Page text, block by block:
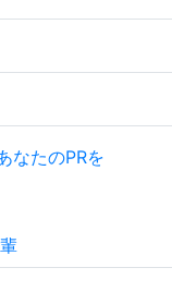
なたのPRを